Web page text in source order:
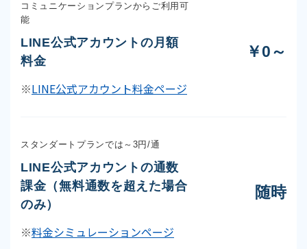
コミュニケーションプランからご利用可
能
LINE公式アカウントの月額
料金
※LINE公式アカウント料金ページ
￥0～
スタンダートプランでは～3円/通
LINE公式アカウントの通数
課金（無料通数を超えた場合
のみ）
※料金シミュレーションページ
随時